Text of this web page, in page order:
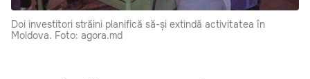
Doi investitori străini planifică să-și extindă activitatea în
Moldova. Foto: agora.md